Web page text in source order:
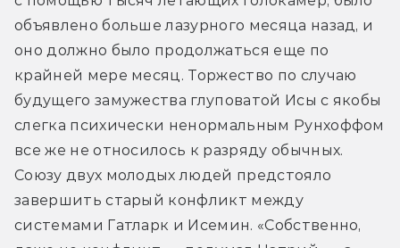
объявлено больше лазурного месяца назад, и
оно должно было продолжаться еще по
крайней мере месяц. Торжество по случаю
будущего замужества глуповатой Исы с якобы
слегка психически ненормальным Рунхоффом
все же не относилось к разряду обычных.
Союзу двух молодых людей предстояло
завершить старый конфликт между
системами Гатларк и Исемин. «Собственно,